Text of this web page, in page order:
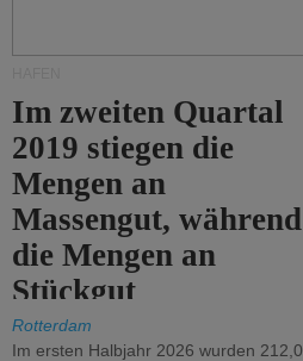
Im zweiten Quartal
2019 stiegen die
Mengen an
Massengut, während
die Mengen an
Stückgut
zurückgingen.
Rotterdam
Im ersten Halbjahr 2026 wurden 212,0